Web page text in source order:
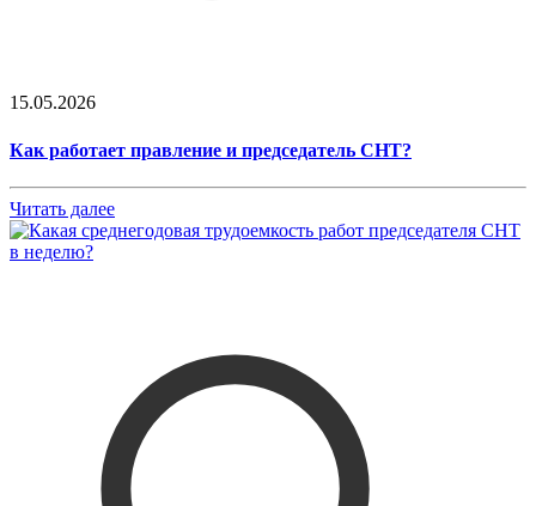
15.05.2026
Как работает правление и председатель СНТ?
Читать далее